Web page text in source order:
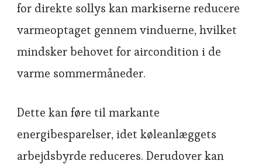
for direkte sollys kan markiserne reducere
varmeoptaget gennem vinduerne, hvilket
mindsker behovet for aircondition i de
varme sommermåneder.
Dette kan føre til markante
energibesparelser, idet køleanlæggets
arbejdsbyrde reduceres. Derudover kan